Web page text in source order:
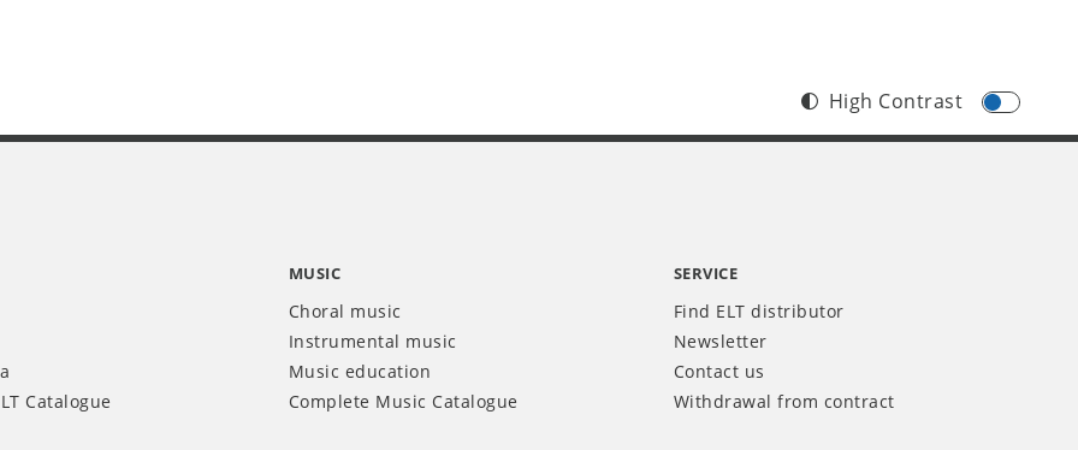
High Contrast
Catalogue
MUSIC
Choral music
Instrumental music
Music education
Complete Music Catalogue
SERVICE
Find ELT distributor
Newsletter
Contact us
Withdrawal from contract